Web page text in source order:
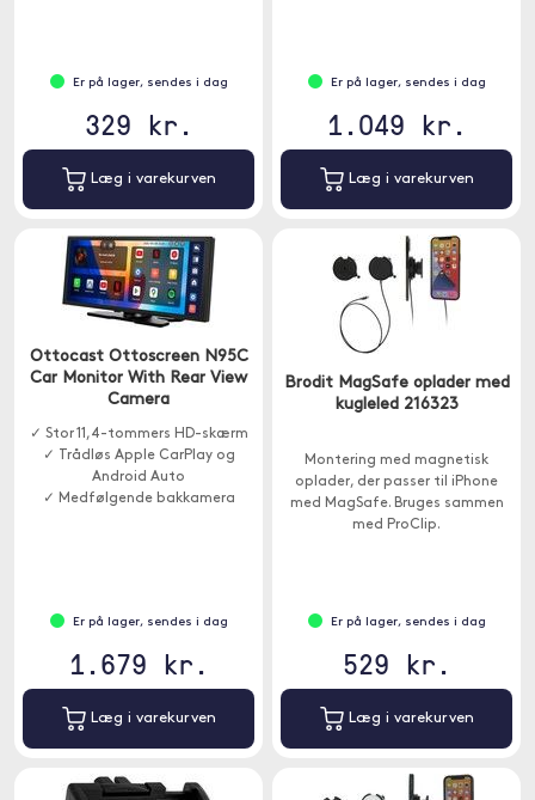
Er på lager, sendes i dag
329 kr.
Læg i varekurven
Er på lager, sendes i dag
1.049 kr.
Læg i varekurven
Ottocast Ottoscreen N95C
Car Monitor With Rear View
Camera
✓ Stor 11,4-tommers HD-skærm
✓ Trådløs Apple CarPlay og
Android Auto
✓ Medfølgende bakkamera
Er på lager, sendes i dag
1.679 kr.
Læg i varekurven
Brodit MagSafe oplader med
kugleled 216323
Montering med magnetisk
oplader, der passer til iPhone
med MagSafe. Bruges sammen
med ProClip.
Er på lager, sendes i dag
529 kr.
Læg i varekurven